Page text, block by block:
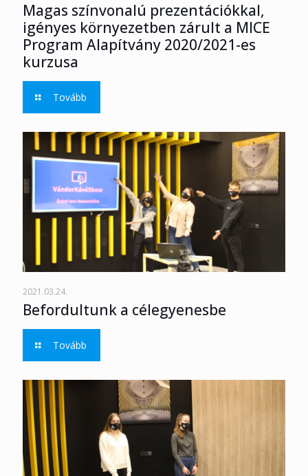
Magas színvonalú prezentációkkal,
igényes környezetben zárult a MICE
Program Alapítvány 2020/2021-es
kurzusa
Tovább
2021.03.24.
Befordultunk a célegyenesbe
Tovább